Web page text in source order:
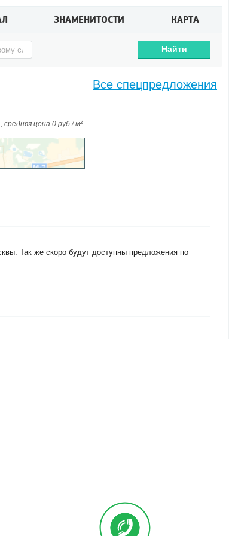
ЗНАМЕНИТОСТИ КАРТА
Найти
цена 0 руб / м2.
Все спецпредложения
Так же скоро будут доступны предложения по